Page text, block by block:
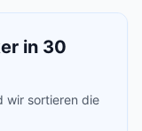
in 30
wir sortieren die